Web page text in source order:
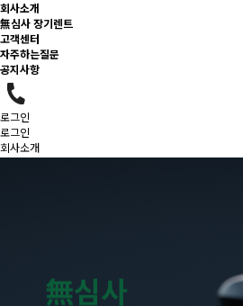
회사소개
無심사 장기렌트
고객센터
자주하는질문
공지사항
로그인
로그인
회사소개
無심사 장기렌트